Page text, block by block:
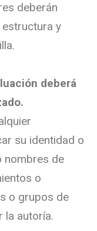
deberán
y
deberá
su identidad o
nombres de
o
o grupos de
la autoría.